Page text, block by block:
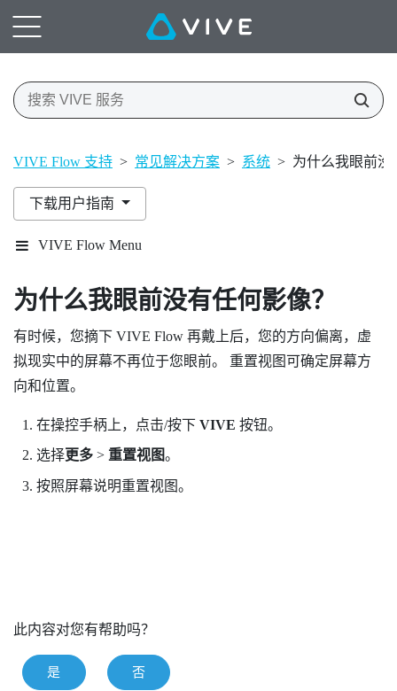
VIVE Flow 支持 > 常见解决方案 > 系统 > 为什么我眼前没
下载用户指南
VIVE Flow Menu
为什么我眼前没有任何影像？
有时候，您摘下 VIVE Flow 再戴上后，您的方向偏离，虚
拟现实中的屏幕不再位于您眼前。 重置视图可确定屏幕方
向和位置。
在操控手柄上，点击/按下 VIVE 按钮。
选择更多> 重置视图。
按照屏幕说明重置视图。
此内容对您有帮助吗？
是 否